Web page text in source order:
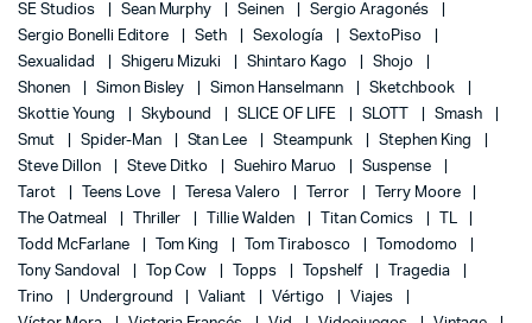
SE Studios
Sean Murphy Seinen
Sergio Aragonés
Sergio Bonelli Editore
Seth Sexología
SextoPiso
Sexualidad
Shigeru Mizuki Shintaro Kago
Shojo
Shonen
Simon Bisley Simon Hanselmann
Sketchbook
Skottie Young
Skybound SLICE OF LIFE SLOTT
Smash
Smut
Spider-Man Stan Lee Steampunk
Stephen King
Steve Dillon
Steve Ditko Suehiro Maruo
Suspense
Tarot
Teens Love Teresa Valero Terror
Terry Moore
The Oatmeal
Thriller Tillie Walden Titan Comics
TL
Todd McFarlane
Tom King Tom Tirabosco
Tomodomo
Tony Sandoval
Top Cow Topps Topshelf
Tragedia
Trino
Underground Valiant Vértigo
Viajes